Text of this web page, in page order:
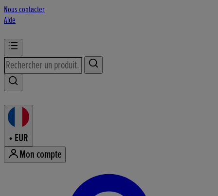
Nous contacter
Aide
• EUR
Mon compte